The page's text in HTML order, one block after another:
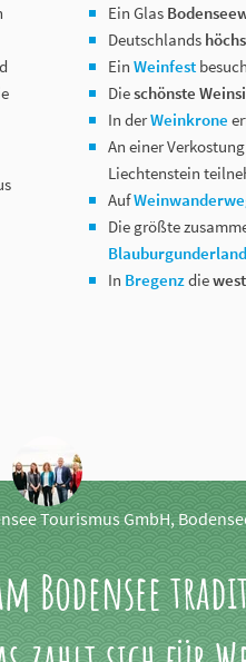
Ein Glas
Deutschlands
Ein Weinfest
Dieschönste
In derWeinkrone
An einer
Liechtenstein
Auf
Die größte
Blauburgunderland
In Bregenzdie
Tourismus GmbH,
Bodensee